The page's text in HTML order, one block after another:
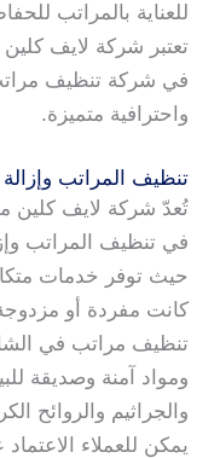
للعناية بالمراتب
تعتبر شركة لايف
في شركة تنظيف مراتب
واحترافية متميزة.
تنظيف المراتب
تُعدّ شركة لايف كلين
في تنظيف المراتب
حيث توفر خدمات
كانت مفردة أو
تنظيف مراتب في
ومواد آمنة وصديقة
والجراثيم والروائح
يمكن للعملاء